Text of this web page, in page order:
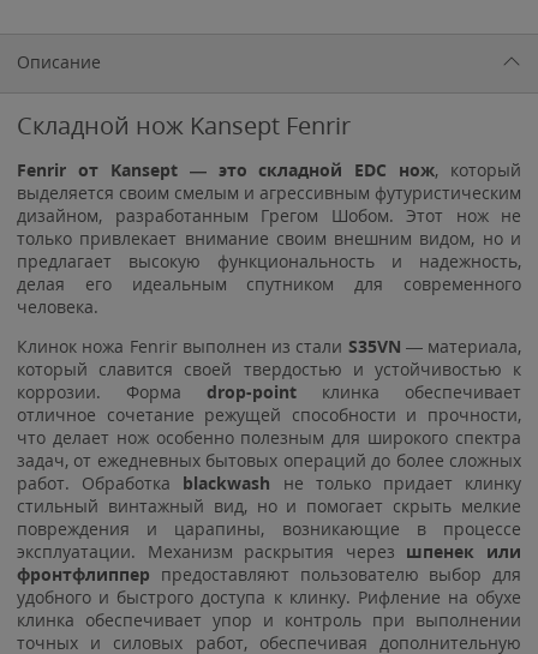
Описание
Складной нож Kansept Fenrir
Fenrir от Kansept — это складной EDC нож, который
выделяется своим смелым и агрессивным футуристическим
дизайном, разработанным Грегом Шобом. Этот нож не
только привлекает внимание своим внешним видом, но и
предлагает высокую функциональность и надежность,
делая его идеальным спутником для современного
человека.
Клинок ножа Fenrir выполнен из стали S35VN — материала,
который славится своей твердостью и устойчивостью к
коррозии. Форма drop-point клинка обеспечивает
отличное сочетание режущей способности и прочности,
что делает нож особенно полезным для широкого спектра
задач, от ежедневных бытовых операций до более сложных
работ. Обработка blackwash не только придает клинку
стильный винтажный вид, но и помогает скрыть мелкие
повреждения и царапины, возникающие в процессе
эксплуатации. Механизм раскрытия через шпенек или
фронтфлиппер предоставляют пользователю выбор для
удобного и быстрого доступа к клинку. Рифление на обухе
клинка обеспечивает упор и контроль при выполнении
точных и силовых работ, обеспечивая дополнительную